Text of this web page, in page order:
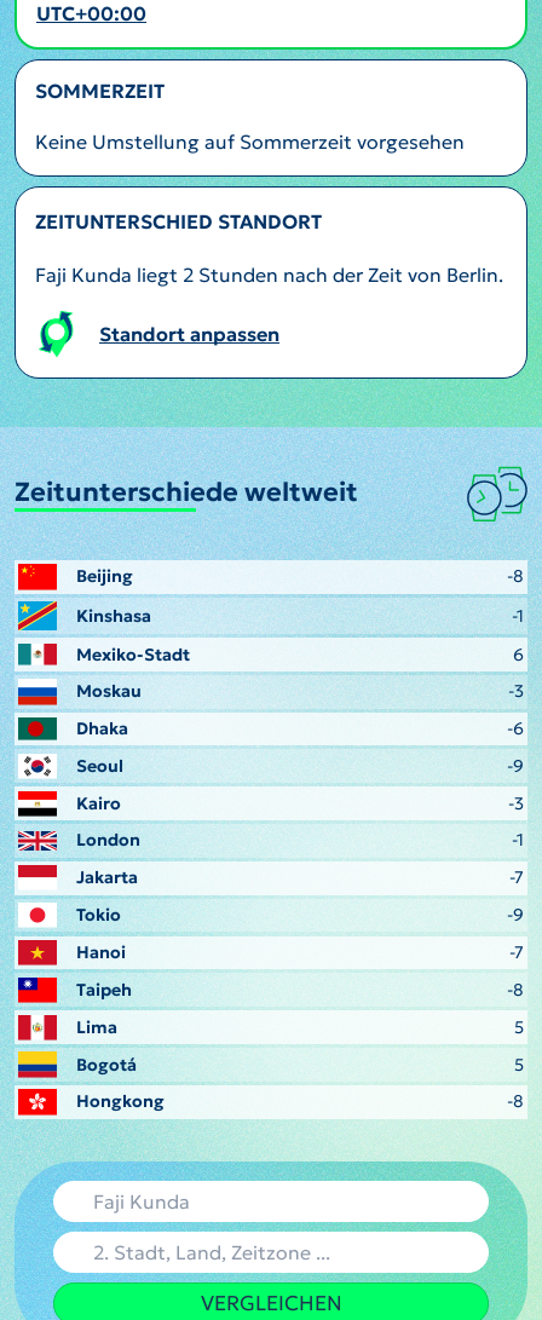
UTC+00:00
SOMMERZEIT
Keine Umstellung auf Sommerzeit vorgesehen
ZEITUNTERSCHIED STANDORT
Faji Kunda liegt 2 Stunden nach der Zeit von Berlin.
Standort anpassen
Zeitunterschiede weltweit
Beijing
-8
Kinshasa
-1
Mexiko-Stadt
6
Moskau
-3
Dhaka
-6
Seoul
-9
Kairo
-3
London
-1
Jakarta
-7
Tokio
-9
Hanoi
-7
Taipeh
-8
Lima
5
Bogotá
5
Hongkong
-8
VERGLEICHEN